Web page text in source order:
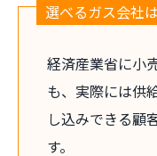
選べるガス会社
経済産業省に小
も、実際には供
し込みできる顧
す。